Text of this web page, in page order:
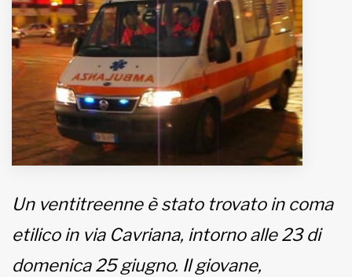
MUNICIPI
Inviateci le vostre segnalazioni
www.viveremilano.info
Fondato e diretto da Enzo De
Bernardis
Informativa sulla privacy
Un ventitreenne è stato trovato in coma
etilico in via Cavriana, intorno alle 23 di
domenica 25 giugno. Il giovane,